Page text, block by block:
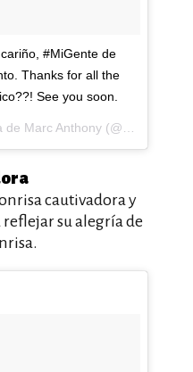
#MiGente de
Thanks for all the
See you soon.
Una publicación compartida de Marc Anthony (@marcanthony) el
cautivadora y
su alegría de